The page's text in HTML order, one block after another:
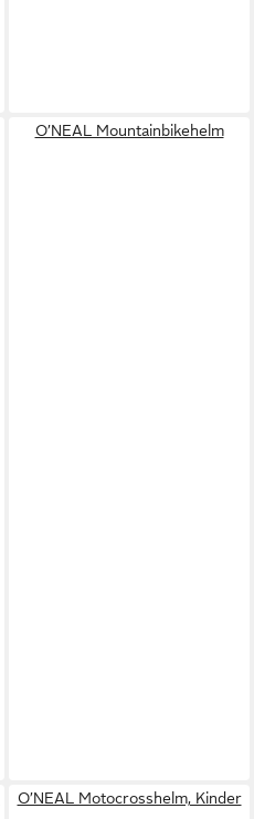
O’NEAL Mountainbikehelm
O’NEAL Motocrosshelm, Kinder